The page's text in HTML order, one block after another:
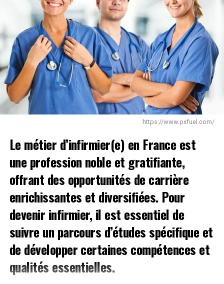
D’autres signes cliniques sont possibles
:
Troubles cognitifs : altération des fonctions exécutives,
démences parkinsoniennes
Troubles affectifs : hyperémotivité, fluctuation
thymique, anxiété, dépression, apathie
Troubles végétatifs : hypotension orthostatique,
sudation, hyper sialorrhée
Troubles du sommeil
Douleurs liées au trouble moteur
Traitements
Il n’existe pas de traitement curatif
La Levodopa ou L-Dopa : efficace sur la triade
symptomatique
Les agonistes dopaminergiques (ex l’apomorphine
https://www.pxfuel.com/
Le métier d’infirmier(e) en France est
une profession noble et gratifiante,
offrant des opportunités de carrière
enrichissantes et diversifiées. Pour
devenir infirmier, il est essentiel de
suivre un parcours d’études spécifique et
de développer certaines compétences et
qualités essentielles.